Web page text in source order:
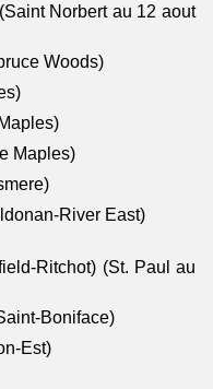
Norbert au 12 aout
Woods)
Maples)
River East)
Ritchot) (St. Paul au
Boniface)
Est)